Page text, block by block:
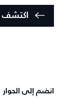
اكتشف
انضم إلى الحوار